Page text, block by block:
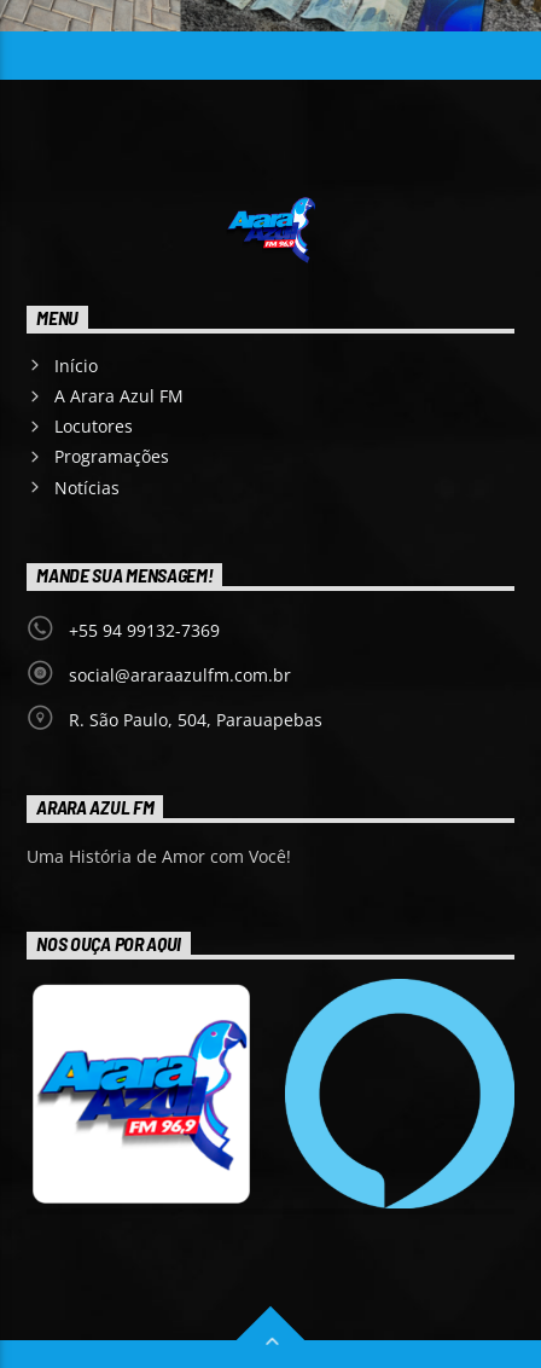
MENU
Início
A Arara Azul FM
Locutores
Programações
Notícias
MANDE SUA MENSAGEM!
+55 94 99132-7369
social@araraazulfm.com.br
R. São Paulo, 504, Parauapebas
ARARA AZUL FM
Uma História de Amor com Você!
NOS OUÇA POR AQUI